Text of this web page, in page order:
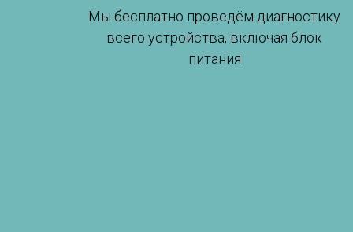
Мы бесплатно проведём диагностику
всего устройства, включая блок
питания